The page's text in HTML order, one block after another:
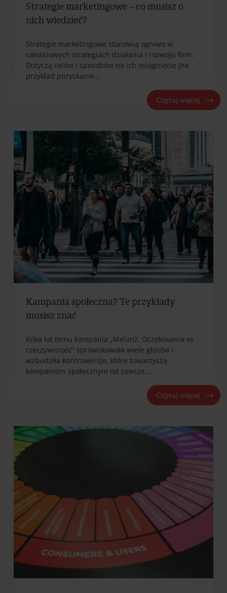
Strategie marketingowe – co musisz o
nich wiedzieć?
Strategie marketingowe stanowią ogniwo w
całościowych strategiach działania i rozwoju firm.
Dotyczą celów i sposobów na ich osiągnięcie (na
przykład pozyskanie…
Czytaj więcej
Kampania społeczna? Te przykłady
musisz znać
Kilka lat temu kampania „Melanż. Oczekiwania vs
rzeczywistość” sprowokowała wiele głosów i
wzbudziła kontrowersje, które towarzyszą
kampaniom społecznym od zawsze….
Czytaj więcej